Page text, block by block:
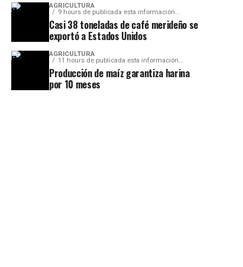
AGRICULTURA
9 hours de publicada esta información...
Casi 38 toneladas de café merideño se
exportó a Estados Unidos
AGRICULTURA
11 hours de publicada esta información...
Producción de maíz garantiza harina
por 10 meses